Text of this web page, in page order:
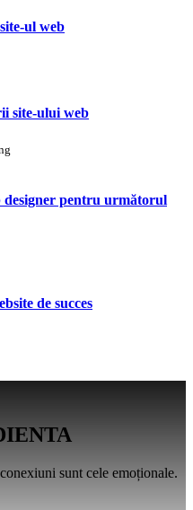
ul web
site-ului web
designer pentru următorul
de succes
sunt cele emoționale.